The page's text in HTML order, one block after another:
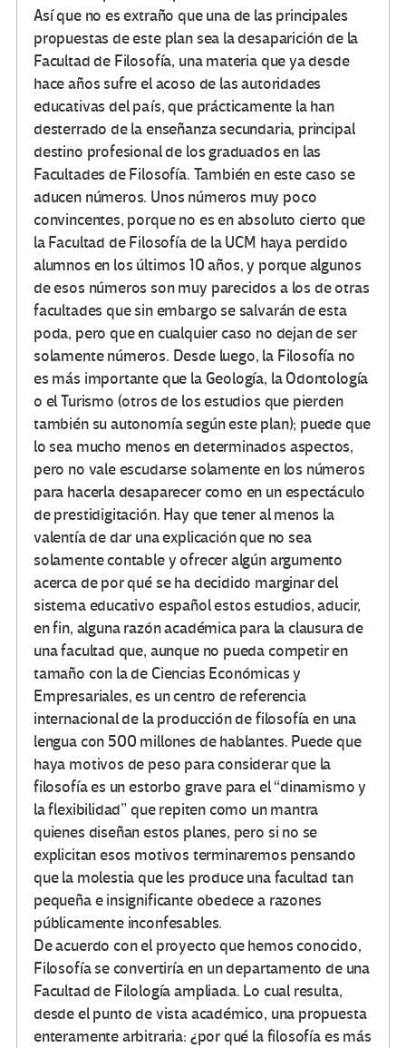
Así que no es extraño que una de las principales
propuestas de este plan sea la desaparición de la
Facultad de Filosofía, una materia que ya desde
hace años sufre el acoso de las autoridades
educativas del país, que prácticamente la han
desterrado de la enseñanza secundaria, principal
destino profesional de los graduados en las
Facultades de Filosofía. También en este caso se
aducen números. Unos números muy poco
convincentes, porque no es en absoluto cierto que
la Facultad de Filosofía de la UCM haya perdido
alumnos en los últimos 10 años, y porque algunos
de esos números son muy parecidos a los de otras
facultades que sin embargo se salvarán de esta
poda, pero que en cualquier caso no dejan de ser
solamente números. Desde luego, la Filosofía no
es más importante que la Geología, la Odontología
o el Turismo (otros de los estudios que pierden
también su autonomía según este plan); puede que
lo sea mucho menos en determinados aspectos,
pero no vale escudarse solamente en los números
para hacerla desaparecer como en un espectáculo
de prestidigitación. Hay que tener al menos la
valentía de dar una explicación que no sea
solamente contable y ofrecer algún argumento
acerca de por qué se ha decidido marginar del
sistema educativo español estos estudios, aducir,
en fin, alguna razón académica para la clausura de
una facultad que, aunque no pueda competir en
tamaño con la de Ciencias Económicas y
Empresariales, es un centro de referencia
internacional de la producción de filosofía en una
lengua con 500 millones de hablantes. Puede que
haya motivos de peso para considerar que la
filosofía es un estorbo grave para el “dinamismo y
la flexibilidad” que repiten como un mantra
quienes diseñan estos planes, pero si no se
explicitan esos motivos terminaremos pensando
que la molestia que les produce una facultad tan
pequeña e insignificante obedece a razones
públicamente inconfesables.
De acuerdo con el proyecto que hemos conocido,
Filosofía se convertiría en un departamento de una
Facultad de Filología ampliada. Lo cual resulta,
desde el punto de vista académico, una propuesta
enteramente arbitraria: ¿por qué la filosofía es más